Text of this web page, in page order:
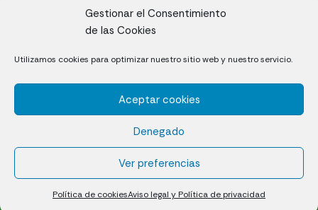
Gestionar el Consentimiento
de las Cookies
Utilizamos cookies para optimizar nuestro sitio web y nuestro servicio.
Aceptar cookies
Denegado
Ver preferencias
Política de cookiesAviso legal y Política de privacidad
Cáceres
Césped natural en tepes
Política de cookies (UE)
Aviso legal y Política de privacidad
¿Quiénes somos?
Contacto